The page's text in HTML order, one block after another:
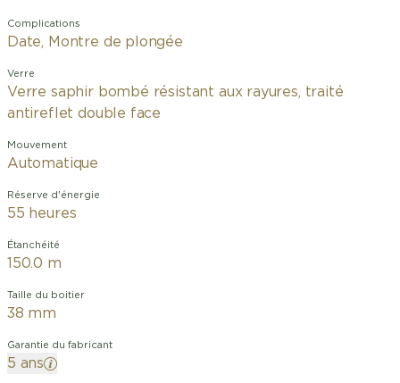
Complications
Date, Montre de plongée
Verre
Verre saphir bombé résistant aux rayures, traité
antireflet double face
Mouvement
Automatique
Réserve d'énergie
55 heures
Étanchéité
150.0 m
Taille du boitier
38 mm
Garantie du fabricant
5 ans